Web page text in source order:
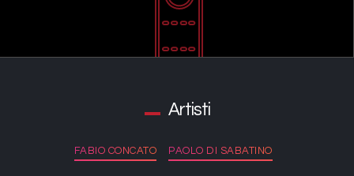
Artisti
FABIO CONCATO PAOLO DI SABATINO